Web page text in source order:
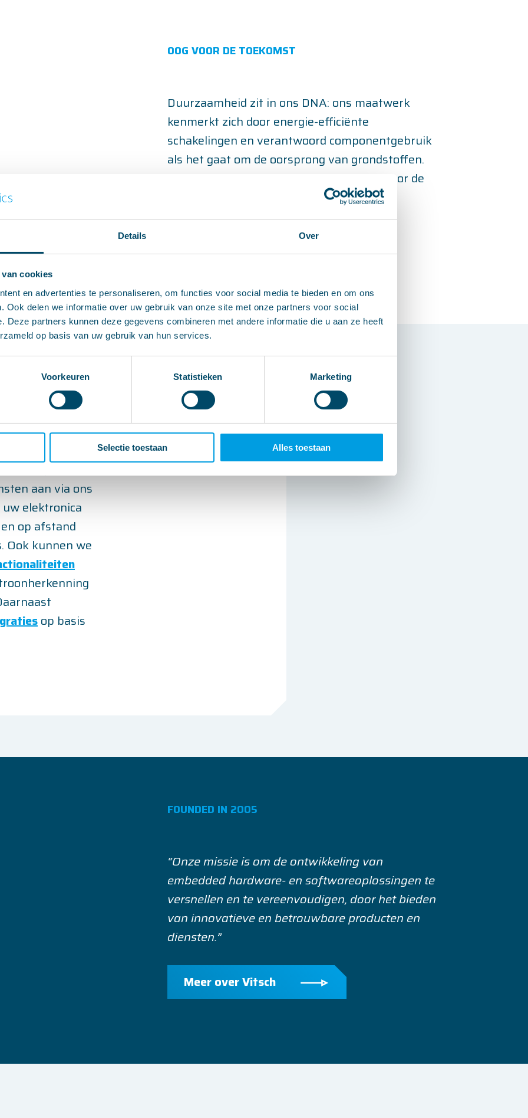
Details Over
cookies
en advertenties te personaliseren, om functies voor social media te bieden en om ons
Ook delen we informatie over uw gebruik van onze site met onze partners voor social
Deze partners kunnen deze gegevens combineren met andere informatie die u aan ze heeft
op basis van uw gebruik van hun services.
Voorkeuren Statistieken Marketing
Selectie toestaan Alles toestaan
OOG VOOR DE TOEKOMST
Duurzaamheid zit in ons DNA: ons maatwerk
kenmerkt zich door energie-efficiënte
schakelingen en verantwoord componentgebruik
als het gaat om de oorsprong van grondstoffen.
We creëren een bewust design met oog voor de
Bekijk onze technologieën
op maat
aan via ons
elektronica
en op afstand
Ook kunnen we
op basis
FOUNDED IN 2005
“Onze missie is om de ontwikkeling van
embedded hardware- en softwareoplossingen te
versnellen en te vereenvoudigen, door het bieden
van innovatieve en betrouwbare producten en
diensten.”
Meer over Vitsch